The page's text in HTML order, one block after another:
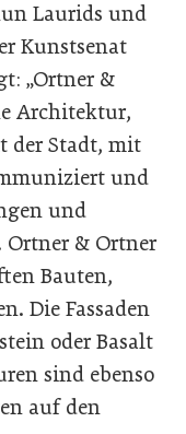
Laurids und
Kunstsenat
„Ortner &
Architektur,
der Stadt, mit
und
und
& Ortner
Bauten,
Die Fassaden
oder Basalt
sind ebenso
auf den